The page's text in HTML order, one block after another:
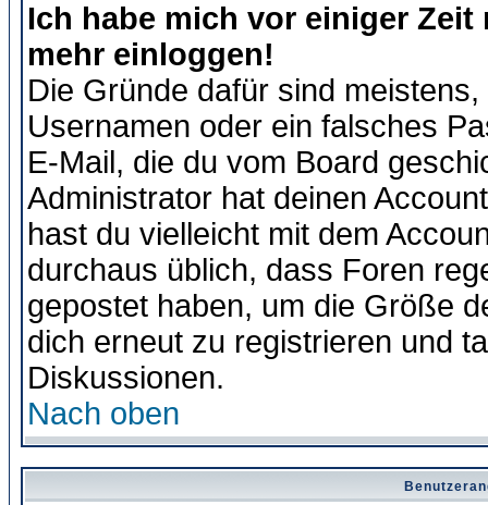
Ich habe mich vor einiger
mehr einloggen!
Die Gründe dafür sind
Usernamen oder ein falsches
E-Mail, die du vom Board
Administrator hat deinen
hast du vielleicht mit dem
durchaus üblich, dass Foren
gepostet haben, um die Größe
dich erneut zu registrieren und
Diskussionen.
Nach oben